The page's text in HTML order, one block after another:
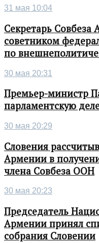
31 мая 10:04
Секретарь Совбеза
советником
по
30 мая 20:31
Премьер-министр
парламентскую
30 мая 20:29
Словения
Армении в
члена Совбеза ООН
30 мая 20:23
Председатель
Армении принял
собрания Словении